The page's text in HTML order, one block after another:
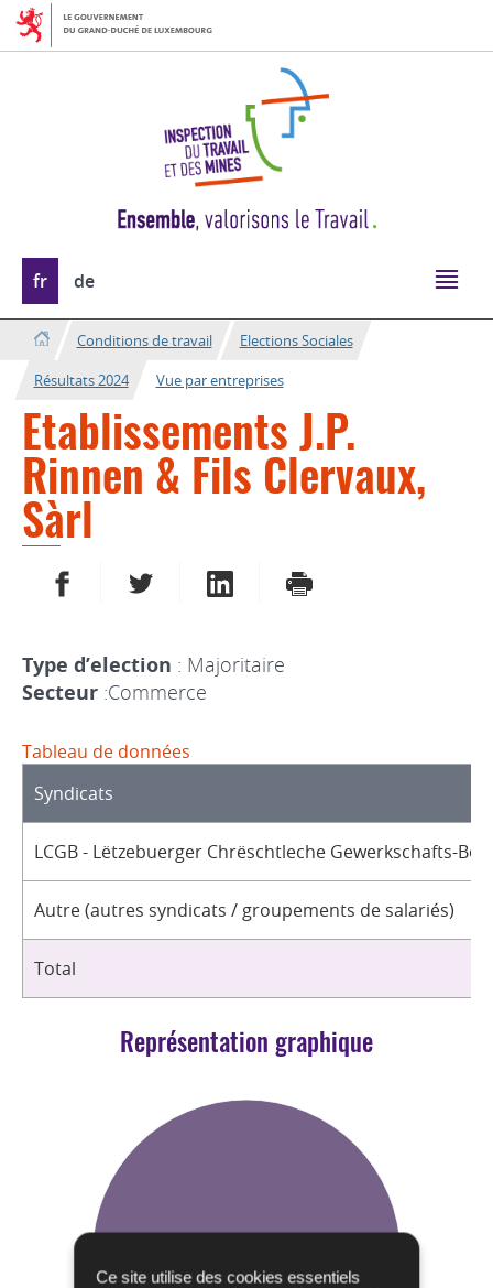
Ce site utilise des cookies essentiels
Aller
Aller
au
Changer
de
langue
fr de
Conditions de travail
Elections Sociales
Résultats 2024
Vue par entreprises
Etablissements J.P.
Rinnen & Fils Clervaux,
Sàrl
PARTAGER SUR FACEBOOK
PARTAGER SUR TWITTER
PARTAGER SUR LINKEDIN
IMPRIMER
Type d’election : Majoritaire
Secteur :Commerce
Tableau de données
Syndicats
LCGB - Lëtzebuerger Chrëschtleche Gewerkschafts-
Autre (autres syndicats / groupements de salariés)
Total
Représentation graphique